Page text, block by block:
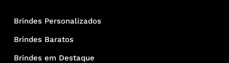
Brindes Personalizados
Brindes Baratos
Brindes em Destaque